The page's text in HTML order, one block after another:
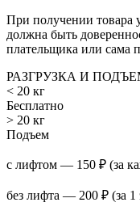
При получении товара
должна быть
плательщика или сама
РАЗГРУЗКА И
< 20 кг
Бесплатно
> 20 кг
Подъем
с лифтом — 150 ₽ (за
без лифта — 200 ₽ (за 1